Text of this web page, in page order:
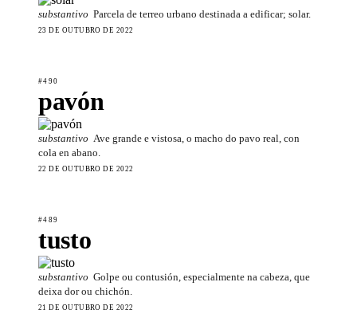
substantivo Parcela de terreo urbano destinada a edificar; solar.
23 DE OUTUBRO DE 2022
#490
pavón
substantivo Ave grande e vistosa, o macho do pavo real, con
cola en abano.
22 DE OUTUBRO DE 2022
#489
tusto
substantivo Golpe ou contusión, especialmente na cabeza, que
deixa dor ou chichón.
21 DE OUTUBRO DE 2022